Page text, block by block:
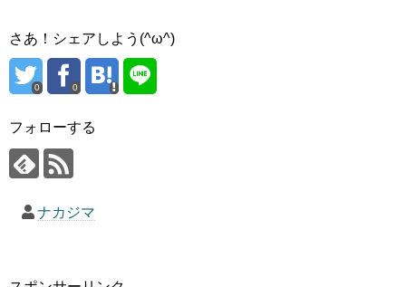
さあ！シェアしよう(^ω^)
0 0
フォローする
ナカジマ